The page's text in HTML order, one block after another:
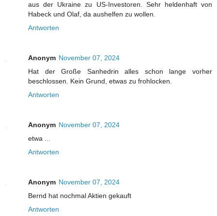
aus der Ukraine zu US-Investoren. Sehr heldenhaft von
Habeck und Olaf, da aushelfen zu wollen.
Antworten
Anonym November 07, 2024
Hat der Große Sanhedrin alles schon lange vorher
beschlossen. Kein Grund, etwas zu frohlocken.
Antworten
Anonym November 07, 2024
etwa ...
Antworten
Anonym November 07, 2024
Bernd hat nochmal Aktien gekauft
Antworten